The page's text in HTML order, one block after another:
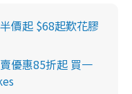
價起 $68起歎花膠
優惠85折起 買一